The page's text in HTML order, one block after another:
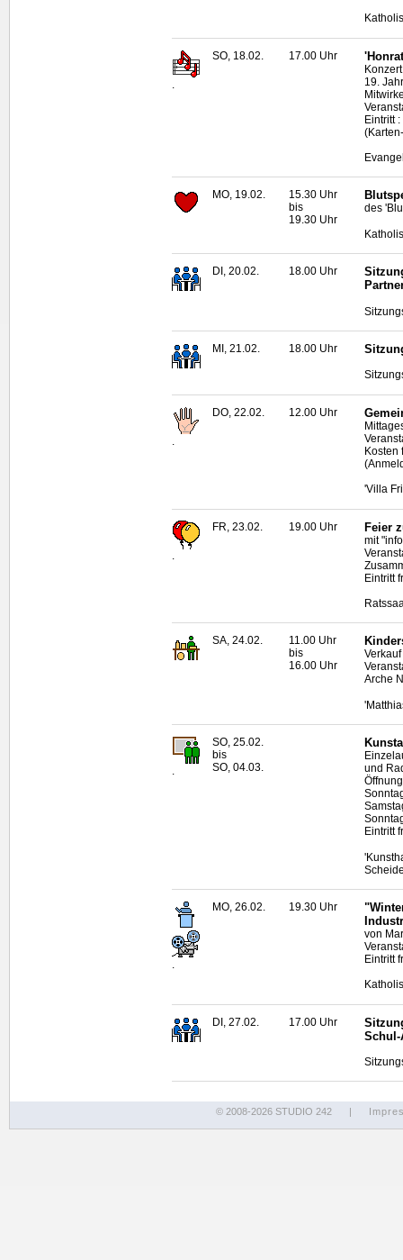
SO, 18.02. 17.00 Uhr
19.
Eintritt
MO, 19.02.
15.30 Uhr
bis
19.30 Uhr
des
DI, 20.02. 18.00 Uhr
MI, 21.02. 18.00 Uhr
DO, 22.02. 12.00 Uhr
Kosten
'Villa
FR, 23.02. 19.00 Uhr Feier
mit
Eintritt
SA, 24.02.
11.00 Uhr
bis
16.00 Uhr
Arche
.
SO, 25.02.
bis
SO, 04.03.
und
Eintritt
.
MO, 26.02. 19.30 Uhr
von
Eintritt
DI, 27.02. 17.00 Uhr
Schul-
© 2008-2026 STUDIO 242